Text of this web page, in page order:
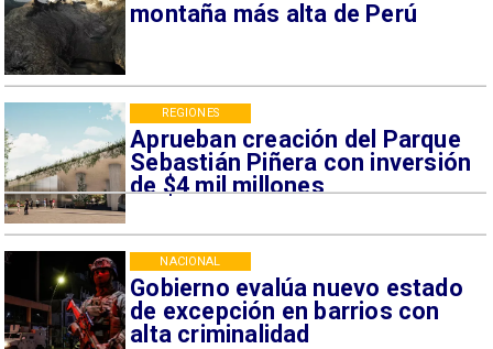
montaña más alta de Perú
Aprueban creación del Parque
Sebastián Piñera con inversión
de $4 mil millones
REGIONES
Gobierno evalúa nuevo estado
de excepción en barrios con
alta criminalidad
NACIONAL